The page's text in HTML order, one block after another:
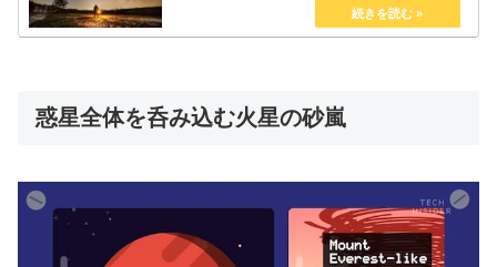
惑星全体を呑み込む火星の砂嵐